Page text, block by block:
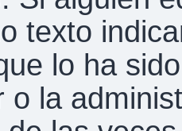
texto
lo ha
o la